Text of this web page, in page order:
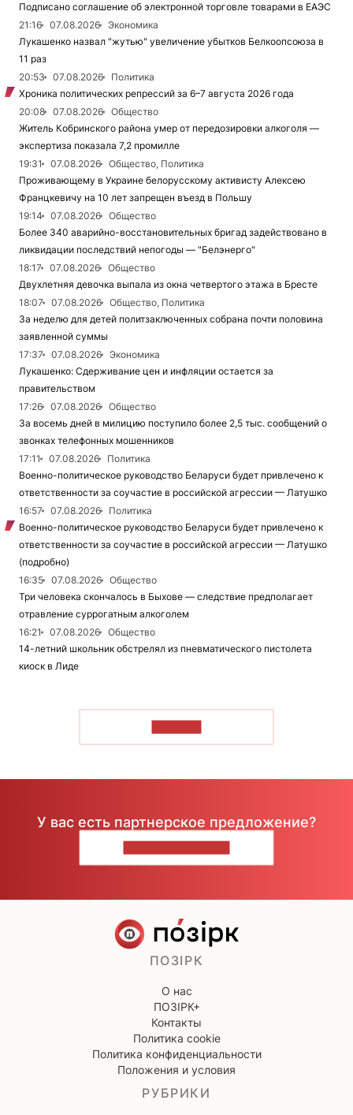
Подписано соглашение об электронной торговле товарами в ЕАЭС
21:16
07.08.2026
Экономика
Лукашенко назвал "жутью" увеличение убытков Белкоопсоюза в
11 раз
20:53
07.08.2026
Политика
Хроника политических репрессий за 6–7 августа 2026 года
20:08
07.08.2026
Общество
Житель Кобринского района умер от передозировки алкоголя —
экспертиза показала 7,2 промилле
19:31
07.08.2026
Общество, Политика
Проживающему в Украине белорусскому активисту Алексею
Францкевичу на 10 лет запрещен въезд в Польшу
19:14
07.08.2026
Общество
Более 340 аварийно-восстановительных бригад задействовано в
ликвидации последствий непогоды — "Белэнерго"
18:17
07.08.2026
Общество
Двухлетняя девочка выпала из окна четвертого этажа в Бресте
18:07
07.08.2026
Общество, Политика
За неделю для детей политзаключенных собрана почти половина
заявленной суммы
17:37
07.08.2026
Экономика
Лукашенко: Сдерживание цен и инфляции остается за
правительством
17:26
07.08.2026
Общество
За восемь дней в милицию поступило более 2,5 тыс. сообщений о
звонках телефонных мошенников
17:11
07.08.2026
Политика
Военно-политическое руководство Беларуси будет привлечено к
ответственности за соучастие в российской агрессии — Латушко
16:57
07.08.2026
Политика
Военно-политическое руководство Беларуси будет привлечено к
ответственности за соучастие в российской агрессии — Латушко
(подробно)
16:35
07.08.2026
Общество
Три человека скончалось в Быхове — следствие предполагает
отравление суррогатным алкоголем
16:21
07.08.2026
Общество
14-летний школьник обстрелял из пневматического пистолета
киоск в Лиде
У вас есть партнерское предложение?
ПОЗІРК
О нас
ПОЗІРК+
Контакты
Политика cookie
Политика конфиденциальности
Положения и условия
РУБРИКИ